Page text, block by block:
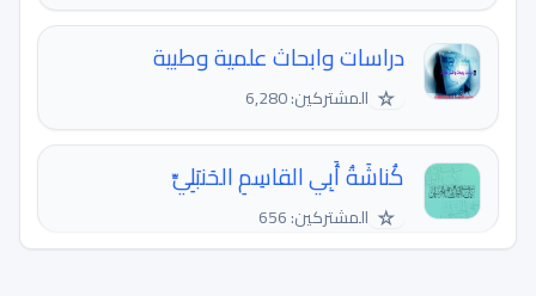
دراسات وابحاث علمية وطبية
☆ المشتركين: 6,280
كُناشَةُ أَبِي القاسِمِ الحَنبَلِيِّ
☆ المشتركين: 656